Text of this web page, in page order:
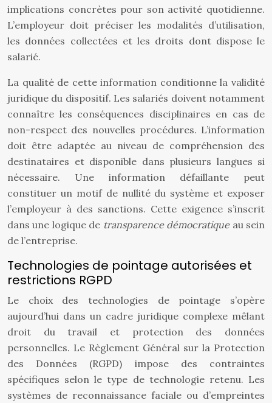
implications concrètes pour son activité quotidienne.
L’employeur doit préciser les modalités d’utilisation,
les données collectées et les droits dont dispose le
salarié.
La qualité de cette information conditionne la validité
juridique du dispositif. Les salariés doivent notamment
connaître les conséquences disciplinaires en cas de
non-respect des nouvelles procédures. L’information
doit être adaptée au niveau de compréhension des
destinataires et disponible dans plusieurs langues si
nécessaire. Une information défaillante peut
constituer un motif de nullité du système et exposer
l’employeur à des sanctions. Cette exigence s’inscrit
dans une logique de transparence démocratique au sein
de l’entreprise.
Technologies de pointage autorisées et
restrictions RGPD
Le choix des technologies de pointage s’opère
aujourd’hui dans un cadre juridique complexe mêlant
droit du travail et protection des données
personnelles. Le Règlement Général sur la Protection
des Données (RGPD) impose des contraintes
spécifiques selon le type de technologie retenu. Les
systèmes de reconnaissance faciale ou d’empreintes